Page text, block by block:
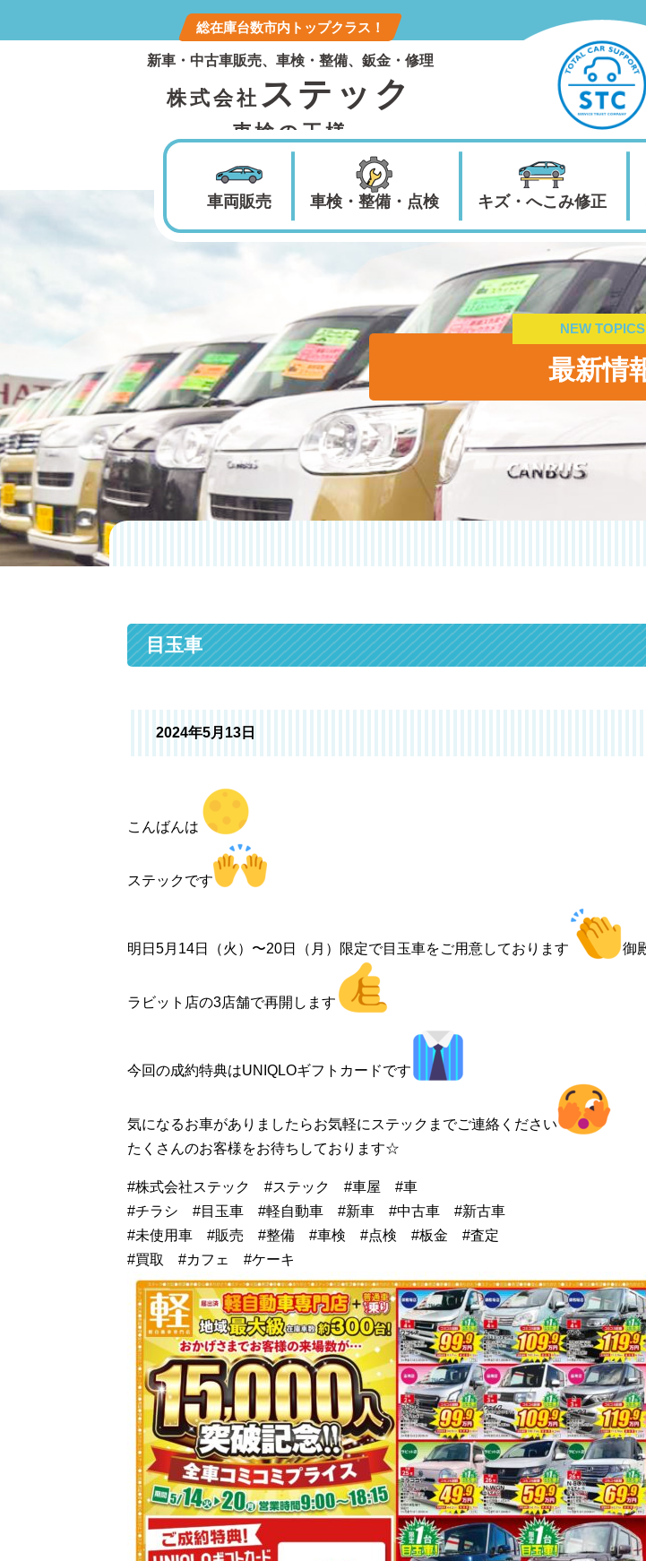
総在庫台数市内トップクラス！
新車・中古車販売、車検・整備、鈑金・修理
株式会社ステック
車検の王様
車両販売 車検・整備・点検 キズ・へこみ修正
NEW TOPICS
最新情
目玉車
2024年5月13日
こんばんは
ステックです
明日5月14日（火）〜20日（月）限定で目玉車をご用意しております 御
ラビット店の3店舗で再開します
今回の成約特典はUNIQLOギフトカードです
気になるお車がありましたらお気軽にステックまでご連絡ください
たくさんのお客様をお待ちしております☆
#株式会社ステック #ステック #車屋 #車
#チラシ #目玉車 #軽自動車 #新車 #中古車 #新古車
#未使用車 #販売 #整備 #車検 #点検 #板金 #査定
#買取 #カフェ #ケーキ